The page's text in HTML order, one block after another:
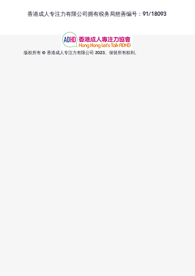
香港成人专注力有限公司拥有税务局慈善编号：91/18093
版权所有 © 香港成人专注力有限公司 2023。保留所有权利。